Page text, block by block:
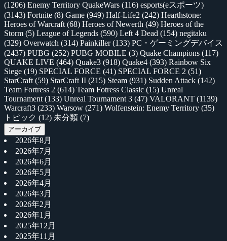
(1206) Enemy Territory QuakeWars (116) esports(eスポーツ)
(3143) Fortnite (8) Game (949) Half-Life2 (242) Hearthstone:
Heroes of Warcraft (68) Heroes of Newerth (49) Heroes of the
Storm (5) League of Legends (590) Left 4 Dead (154) negitaku
(329) Overwatch (314) Painkiller(133) PC・ゲーミングデバイス
(2437) PUBG (252) PUBG MOBILE (3) Quake Champions (117)
QUAKE LIVE (464) Quake3 (918) Quake4 (393) Rainbow Six
Siege (19) SPECIAL FORCE (41) SPECIAL FORCE 2 (51)
StarCraft (59) StarCraft II (215) Steam (931) Sudden Attack (142)
Team Fortress 2 (614) Team Fotress Classic (15) Unreal
Tournament (133) Unreal Tournament 3 (47) VALORANT (1139)
Warcraft3 (233) Warsow (271) Wolfenstein: Enemy Territory (35)
トピック (12) 未分類 (7)
アーカイブ
2026年8月
2026年7月
2026年6月
2026年5月
2026年4月
2026年3月
2026年2月
2026年1月
2025年12月
2025年11月